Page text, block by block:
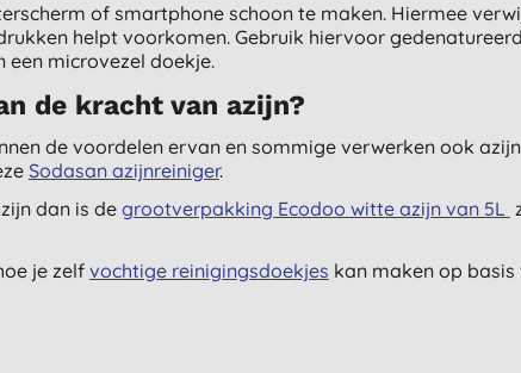
of smartphone schoon te maken. Hiermee
helpt voorkomen. Gebruik hiervoor
microvezel doekje.
de kracht van azijn?
de voordelen ervan en sommige verwerken ook
Sodasan azijnreiniger.
dan is degrootverpakking Ecodoo witte azijn van 5L
je zelf vochtige reinigingsdoekjes kan maken op basis